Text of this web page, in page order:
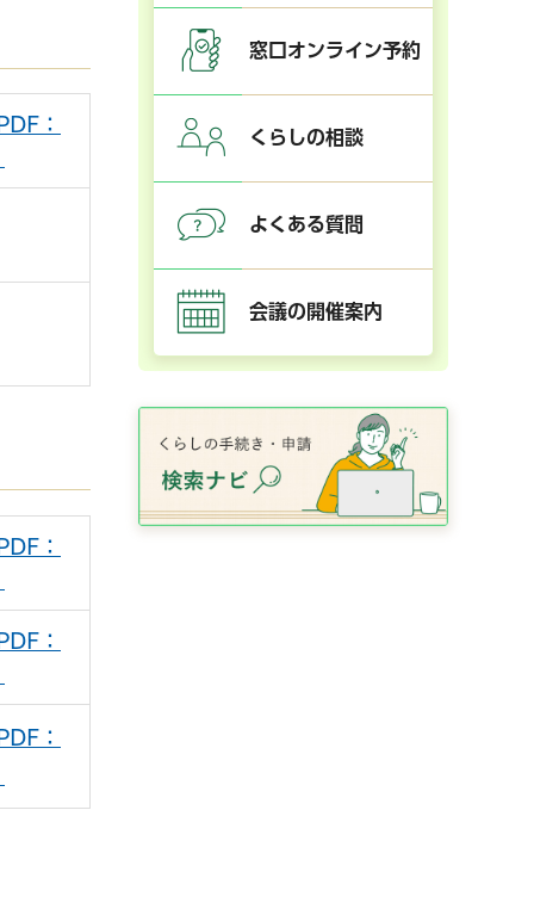
：
：
：
：
窓口オンライン予約
くらしの相談
よくある質問
会議の開催案内